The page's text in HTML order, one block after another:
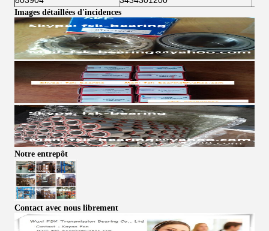
Images détaillées d'incidences
Notre entrepôt
Contact avec nous librement